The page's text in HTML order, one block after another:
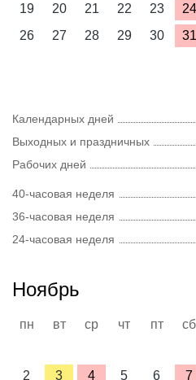
19
20 21 22 23 24
26
27 28 29 30 31
Календарных дней
Выходных и праздничных
Рабочих дней
40-часовая неделя
36-часовая неделя
24-часовая неделя
Ноябрь
пн вт ср чт пт сб
2
3 4 5 6 7